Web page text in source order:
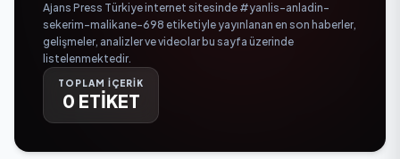
Ajans Press Türkiye internet sitesinde #yanlis-anladin-
sekerim-malikane-698 etiketiyle yayınlanan en son haberler,
gelişmeler, analizler ve videolar bu sayfa üzerinde
listelenmektedir.
TOPLAM İÇERİK
0 ETİKET